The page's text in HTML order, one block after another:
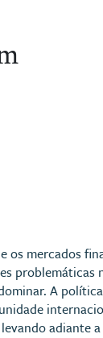
os mercados
problemáticas
A